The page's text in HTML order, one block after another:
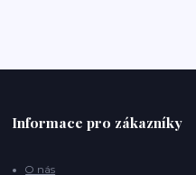
Informace pro zákazníky
O nás